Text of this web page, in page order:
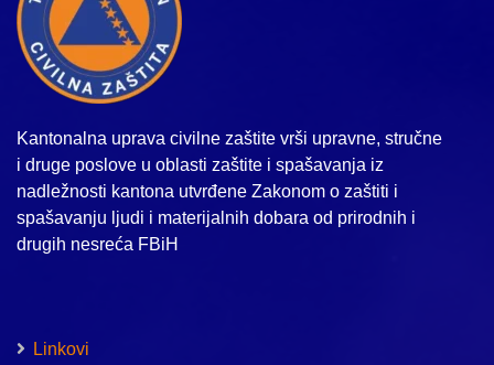
Kantonalna uprava civilne zaštite vrši upravne, stručne
i druge poslove u oblasti zaštite i spašavanja iz
nadležnosti kantona utvrđene Zakonom o zaštiti i
spašavanju ljudi i materijalnih dobara od prirodnih i
drugih nesreća FBiH
Linkovi